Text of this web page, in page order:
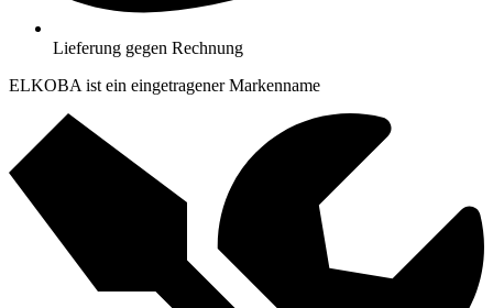
Lieferung gegen Rechnung
ELKOBA ist ein eingetragener Markenname